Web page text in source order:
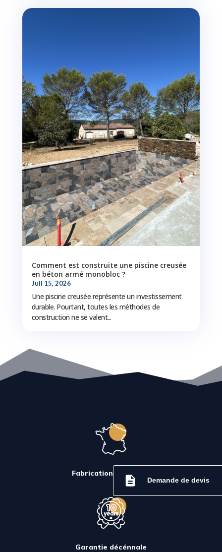
description Demande de devis
Comment est construite une piscine creusée
en béton armé monobloc ?
Juil 15, 2026
Une piscine creusée représente un investissement
durable. Pourtant, toutes les méthodes de
construction ne se valent...
Fabrication Française
Garantie décénnale